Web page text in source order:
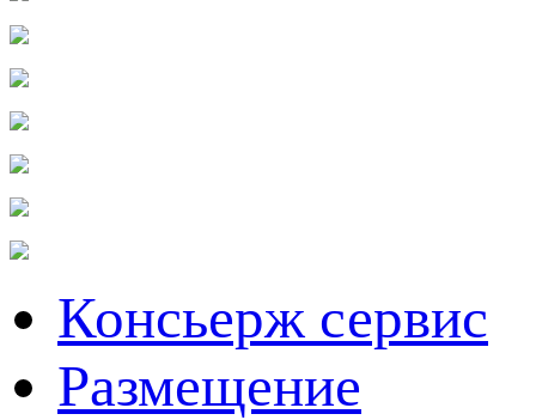
Консьерж сервис
Размещение